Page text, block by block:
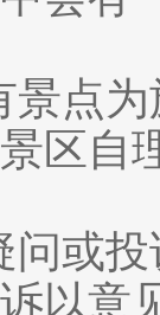
景点
区自
问或
以意